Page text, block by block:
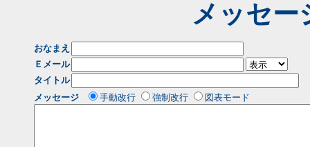
メッセー
おなまえ
Ｅメール
タイトル
メッセージ
手動改行 強制改行 図表モード